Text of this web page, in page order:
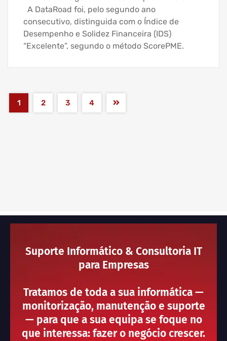
A DataRoad foi, pelo segundo ano
consecutivo, distinguida com o Índice de
Desempenho e Solidez Financeira (IDS)
“Excelente”, segundo o método ScorePME.
1 2 3 4
Suporte Informático & Consultoria IT
para Empresas
Tratamos de toda a sua informática —
monitorização, manutenção e suporte
— para que a sua equipa se foque no
que interessa: fazer o negócio crescer.